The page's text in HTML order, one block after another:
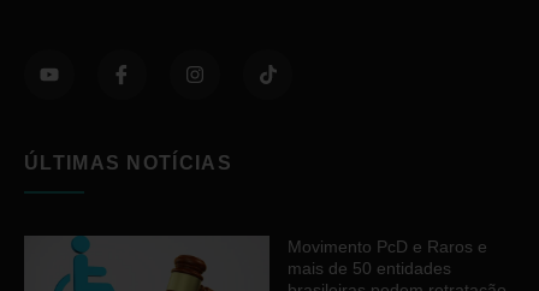
ÚLTIMAS NOTÍCIAS
Movimento PcD e Raros e
mais de 50 entidades